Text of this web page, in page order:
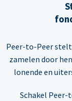
Peer-to-Peer
zamelen door
lonende en
Schakel Peer-